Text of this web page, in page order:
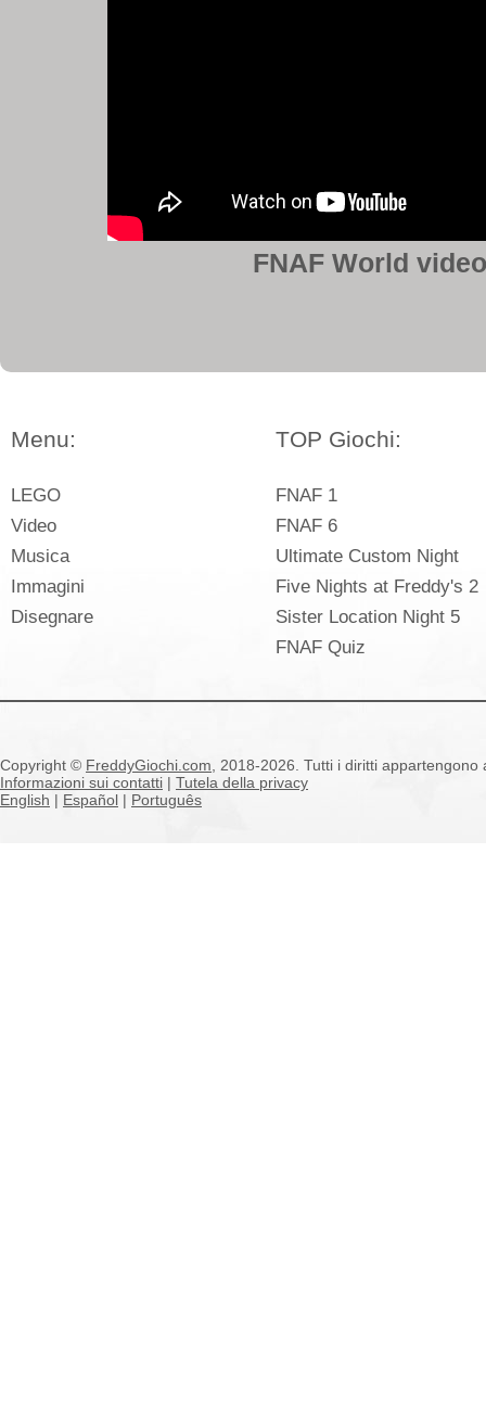
FNAF World
Menu:
LEGO
Video
Musica
Immagini
Disegnare
TOP Giochi:
FNAF 1
FNAF 6
Ultimate Custom Night
Five Nights at Freddy's 2
Sister Location Night 5
FNAF Quiz
Copyright © FreddyGiochi.com , 2018-2026. Tutti i diritti
Informazioni sui contatti | Tutela della privacy
English | Español | Português